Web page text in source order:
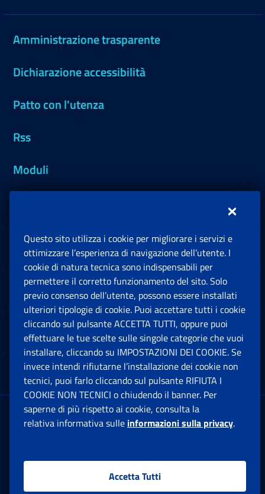
Amministrazione trasparente
Dichiarazione accessibilità
Patto con l'utenza
Rss
Moduli
Sedi e Contatti
Software
Note Legali
App mobile
Sede Legale : Via Ciro il Grande, 21
00144 Roma
Questo sito utilizza i cookie per migliorare i servizi e
ottimizzare l’esperienza di navigazione dell’utente. I
cookie di natura tecnica sono indispensabili per
permettere il corretto funzionamento del sito. Solo
previo consenso dell’utente, possono essere installati
ulteriori tipologie di cookie. Puoi accettare tutti i cookie
cliccando sul pulsante ACCETTA TUTTI, oppure puoi
effettuare le tue scelte sulle singole categorie che vuoi
installare, cliccando su IMPOSTAZIONI DEI COOKIE. Se
invece intendi rifiutarne l’installazione dei cookie non
tecnici, puoi farlo cliccando sul pulsante RIFIUTA I
COOKIE NON TECNICI o chiudendo il banner. Per
saperne di più rispetto ai cookie, consulta la
relativa informativa sulle informazioni sulla privacy.
Accetta Tutti